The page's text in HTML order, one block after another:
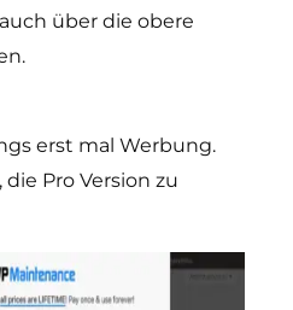
über die obere
erst mal Werbung.
Pro Version zu